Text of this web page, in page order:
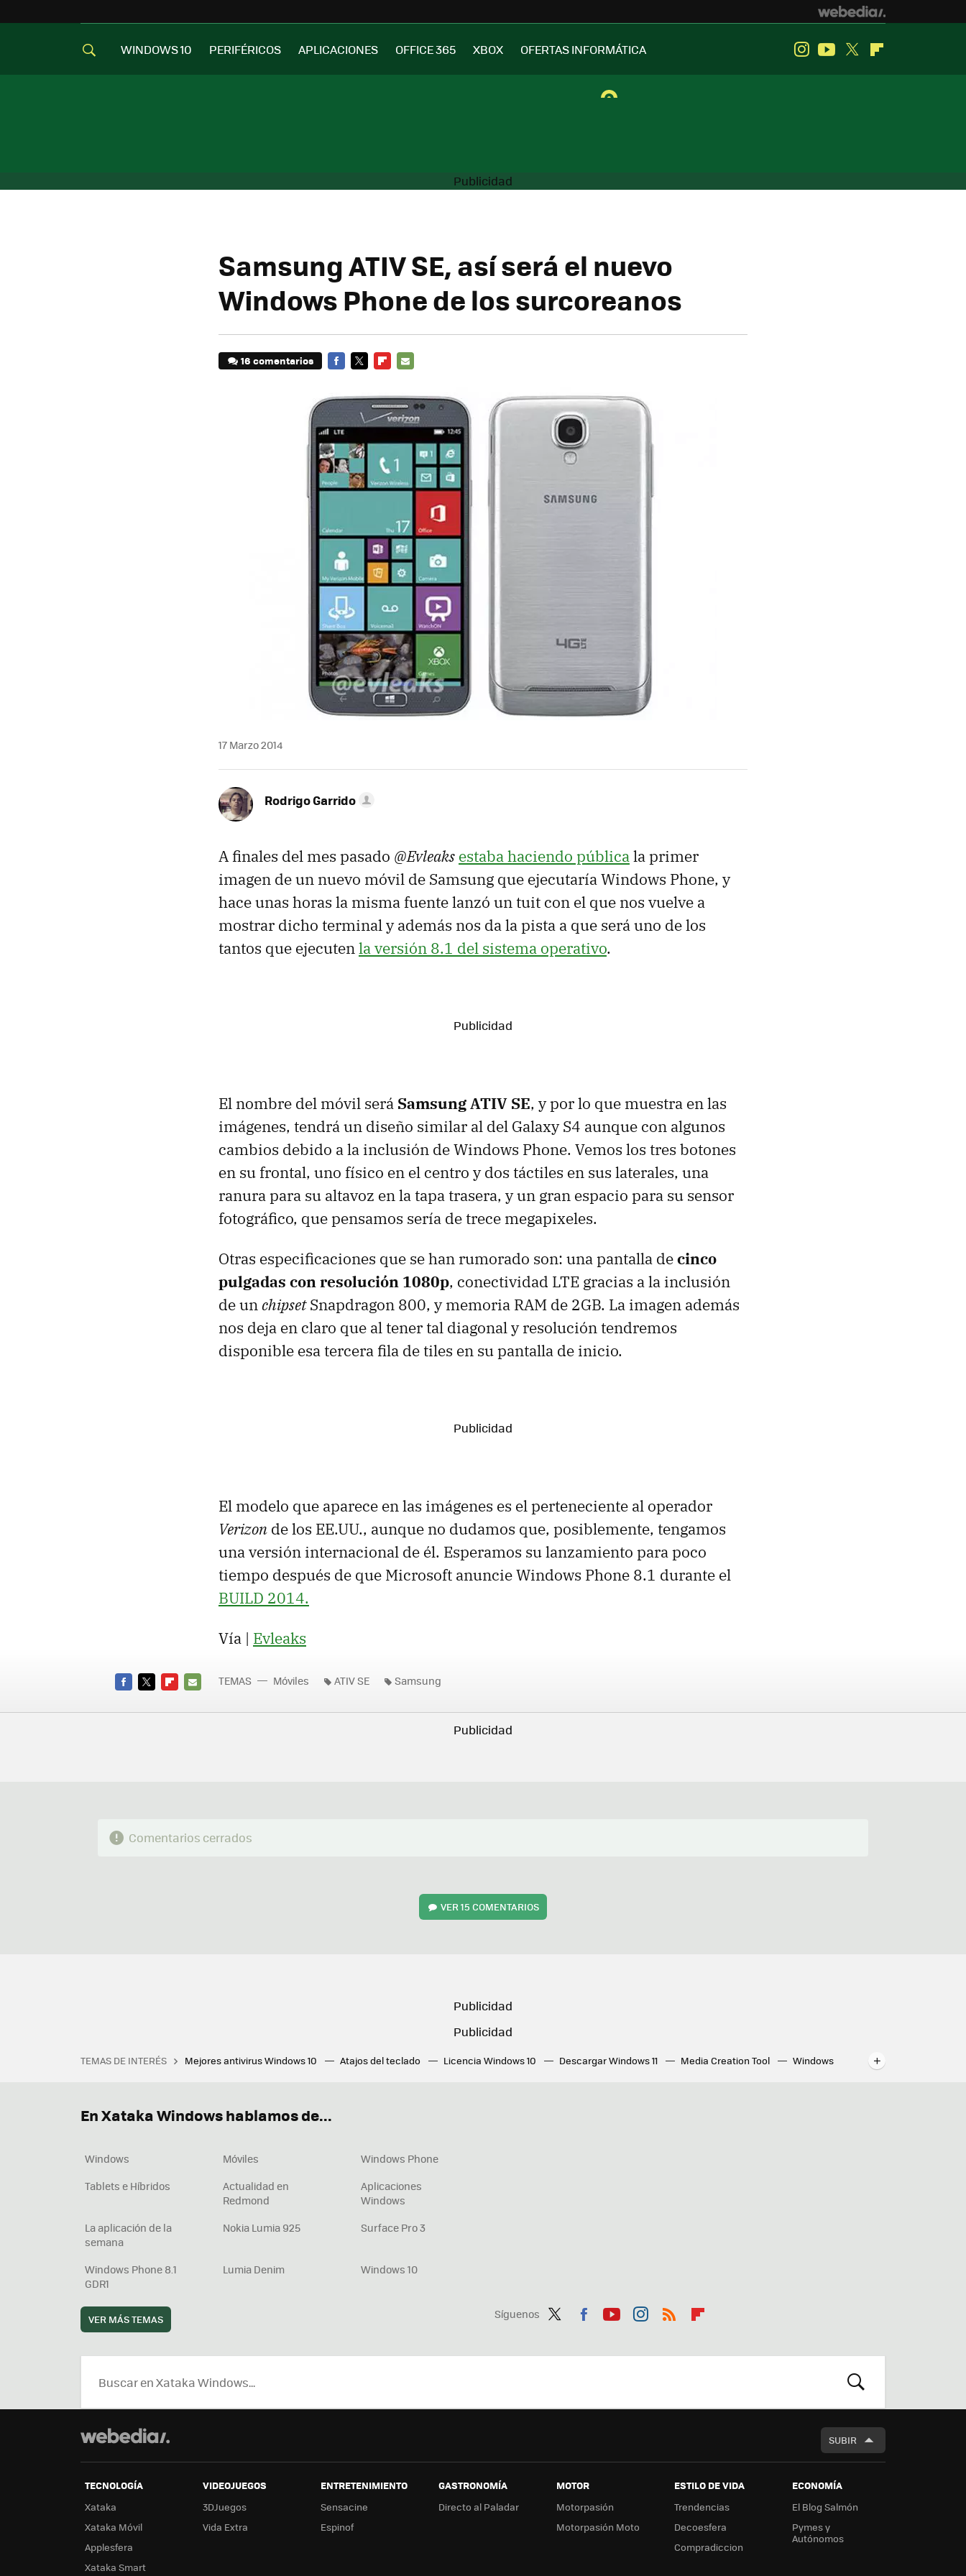
WINDOWS 10 PERIFÉRICOS APLICACIONES OFFICE 365 XBOX OFERTAS INFORMÁTICA InstagramYoutube
Twitter
Samsung ATIV SE, así será el nuevo
Windows Phone de los surcoreanos
16 comentarios
MAIL
17 Marzo 2014
Rodrigo Garrido
A finales del mes pasado @Evleaks estaba haciendo públicala primer
imagen de un nuevo móvil de Samsung que ejecutaría Windows Phone, y
hace unas horas la misma fuente lanzó un tuit con el que nos vuelve a
mostrar dicho terminal y además nos da la pista a que será uno de los
tantos que ejecutenla versión 8.1 del sistema operativo.
El nombre del móvil será Samsung ATIV SE, y por lo que muestra en las
imágenes, tendrá un diseño similar al del Galaxy S4 aunque con algunos
cambios debido a la inclusión de Windows Phone. Vemos los tres botones
en su frontal, uno físico en el centro y dos táctiles en sus laterales, una
ranura para su altavoz en la tapa trasera, y un gran espacio para su sensor
fotográfico, que pensamos sería de trece megapixeles.
Otras especificaciones que se han rumorado son: una pantalla decinco
pulgadas con resolución 1080p, conectividad LTE gracias a la inclusión
de un chipsetSnapdragon 800, y memoria RAM de 2GB. La imagen además
nos deja en claro que al tener tal diagonal y resolución tendremos
disponible esa tercera fila de tiles en su pantalla de inicio.
El modelo que aparece en las imágenes es el perteneciente al operador
Verizon de los EE.UU., aunque no dudamos que, posiblemente, tengamos
una versión internacional de él. Esperamos su lanzamiento para poco
tiempo después de que Microsoft anuncie Windows Phone 8.1 durante el
BUILD 2014.
Vía | Evleaks
MAIL
TEMAS Móviles ATIV SE Samsung
Comentarios cerrados
VER15 COMENTARIOS
TEMAS DE INTERÉS Mejores antivirus Windows 10 Atajos del teclado Licencia Windows 10 Descargar Windows 11 Media Creation Tool
Windows
Síguenos
ter
ebo tub agr
boa
En Xataka Windows hablamos de...
Windows Móviles
Windows Phone
Tablets e Híbridos
Actualidad en
Redmond
Aplicaciones
Windows
La aplicación de la
semana
Nokia Lumia 925 Surface Pro 3
Windows Phone 8.1
GDR1
Lumia Denim Windows 10
VER MÁS TEMAS
BUSCAR
SUBIR
TECNOLOGÍA
Xataka
Xataka Móvil
Applesfera
Xataka Smart
VIDEOJUEGOS
3DJuegos
Vida Extra
ENTRETENIMIENTO
Sensacine
Espinof
GASTRONOMÍA
Directo al Paladar
MOTOR
Motorpasión
Motorpasión Moto
ESTILO DE VIDA
Trendencias
Decoesfera
Compradiccion
ECONOMÍA
El Blog Salmón
Pymes y
Autónomos